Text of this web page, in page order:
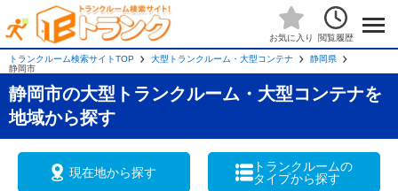
お気に入り 閲覧履歴
トランクルーム検索サイトTOP 大型トランクルーム・大型コンテナ
静岡県
静岡市
静岡市の大型トランクルーム・大型コンテナを
地域から探す
現在地から探す
トランクルームの
タイプから探す